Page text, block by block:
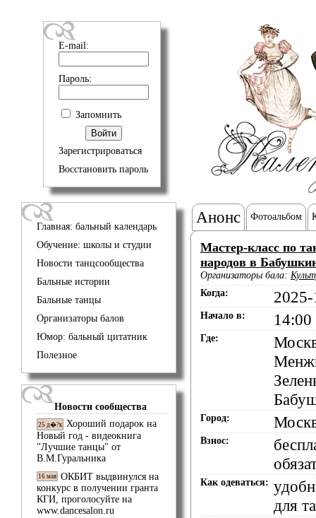
E-mail:
Пароль:
Запомнить
Зарегистрироваться
Восстановить пароль
Главная: бальный календарь
Обучение: школы и студии
Новости танцсообщества
Бальные истории
Бальные танцы
Организаторы балов
Юмор: бальный цитатник
Полезное
Новости сообщества
25 д�?к Хороший подарок на
Новый год - видеокнига
"Лучшие танцы" от
В.М.Гуральника
16 мая ОКБИТ выдвинулся на
конкурс в получении гранта
КГИ, проголосуйте на
www.dancesalon.ru
Анонс Фотоальбом
Мастер-класс по
народов в
Организаторы бала:
Когда:
Начало в: 14:00
Где:
Город:
Взнос:
Как одеваться:
для